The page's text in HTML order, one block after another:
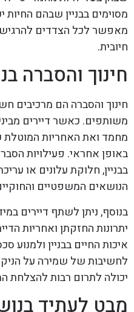
מסוימים בבניין שבהם החיות
מאפשר לכל הצדדים להרגיש
חיובית.
חינוך והסברה
חינוך והסברה הם מרכיבים
משותפים. כאשר דיירים
מחמד ואת האחריות המוטלת
באופן אחראי. פעילויות
בבניין, חלוקת עלונים או
הנושאים המשפטיים
בנוסף, ניתן לשתף דיירים
יתרונות החזקתן ואחריות
איכות החיים בבניין ולמנוע
לחשיבות של שמירה על
יכולה לתרום רבות להצלחת
מבט לעתיד